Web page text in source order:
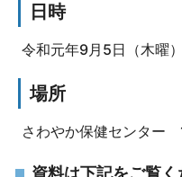
日時
令和元年9月5日（木曜
場所
さわやか保健センター
資料は下記をご覧く